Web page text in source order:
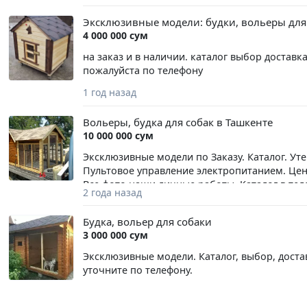
Эксклюзивные модели: будки, вольеры
4 000 000 сум
на заказ и в наличии. каталог выбор
пожалуйста по телефону
1 год назад
Вольеры, будка для собак в Ташкенте
10 000 000 сум
Эксклюзивные модели по Заказу. Каталог.
Пультовое управление электропитанием.
Все фото наши,личные работы. Каталог в
2 года назад
Будка, вольер для собаки
3 000 000 сум
Эксклюзивные модели. Каталог, выбор,
уточните по телефону.